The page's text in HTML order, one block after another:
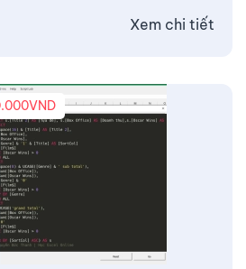
Xem chi tiết
VND